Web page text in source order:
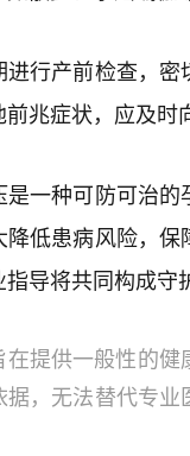
进行产前检查，
兆症状，应及时
一种可防可治的
降低患病风险，
导将共同构成守
在提供一般性的
据，无法替代专